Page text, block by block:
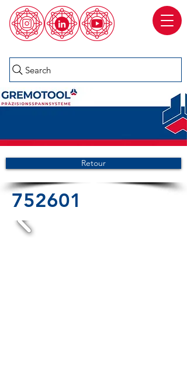
Search
Retour
752601